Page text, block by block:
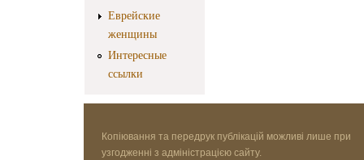
Еврейские
женщины
Интересные
ссылки
Копіювання та передрук публікацій можливі лише при
узгодженні з адміністрацією сайту.